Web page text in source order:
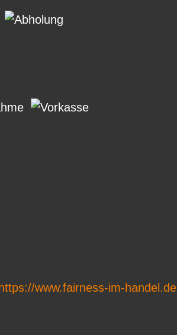
https://www.fairness-im-handel.de